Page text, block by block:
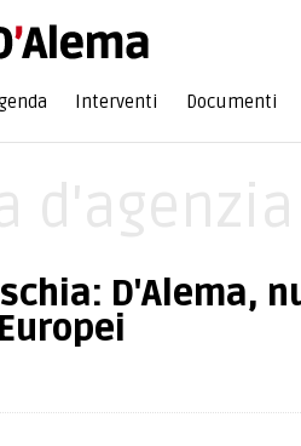
Interventi Documenti
D'Alema,